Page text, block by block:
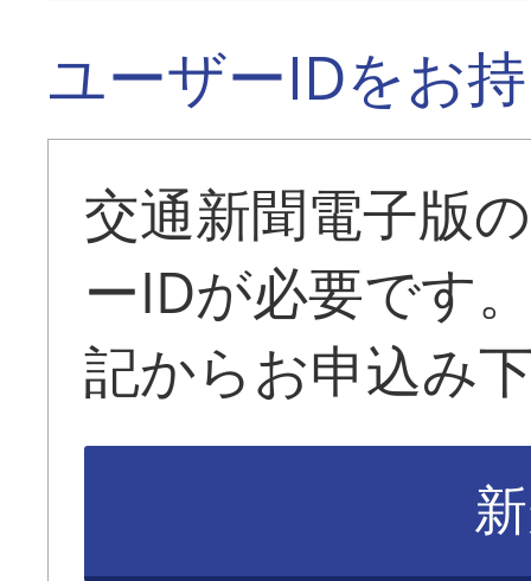
ユーザーIDをお
交通新聞電子版
ーIDが必要です
記からお申込み